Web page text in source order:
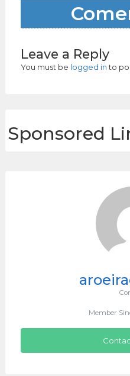
Leave a Reply
You must be logged into
Sponsored
Member